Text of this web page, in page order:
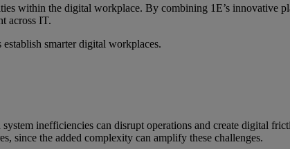
within the digital workplace. By combining 1E’s innovative
across IT.
smarter digital workplaces.
inefficiencies can disrupt operations and create digital
since the added complexity can amplify these challenges.